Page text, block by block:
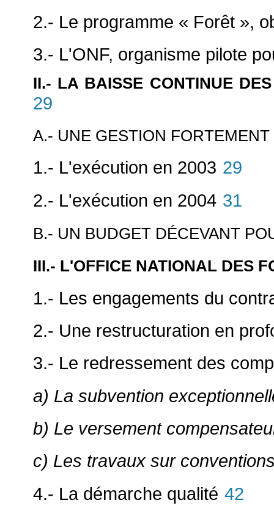
2.- Le programme « Forêt »,
3.- L'ONF, organisme pilote
II.- LA BAISSE CONTINUE
29
A.- UNE GESTION
1.- L'exécution en 2003 29
2.- L'exécution en 2004 31
B.- UN BUDGET DÉCEVANT
III.- L'OFFICE NATIONAL DES
1.- Les engagements du
2.- Une restructuration en
3.- Le redressement des
a) La subvention
b) Le versement
c) Les travaux sur
4.- La démarche qualité 42